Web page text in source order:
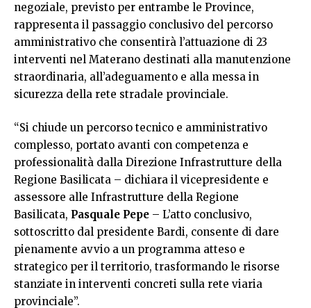
negoziale, previsto per entrambe le Province,
rappresenta il passaggio conclusivo del percorso
amministrativo che consentirà l’attuazione di 23
interventi nel Materano destinati alla manutenzione
straordinaria, all’adeguamento e alla messa in
sicurezza della rete stradale provinciale.
“Si chiude un percorso tecnico e amministrativo
complesso, portato avanti con competenza e
professionalità dalla Direzione Infrastrutture della
Regione Basilicata – dichiara il vicepresidente e
assessore alle Infrastrutture della Regione
Basilicata, Pasquale Pepe – L’atto conclusivo,
sottoscritto dal presidente Bardi, consente di dare
pienamente avvio a un programma atteso e
strategico per il territorio, trasformando le risorse
stanziate in interventi concreti sulla rete viaria
provinciale”.